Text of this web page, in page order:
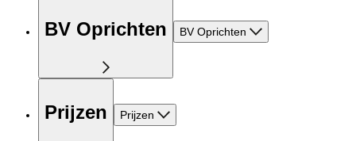
BV Oprichten BV Oprichten
Prijzen Prijzen